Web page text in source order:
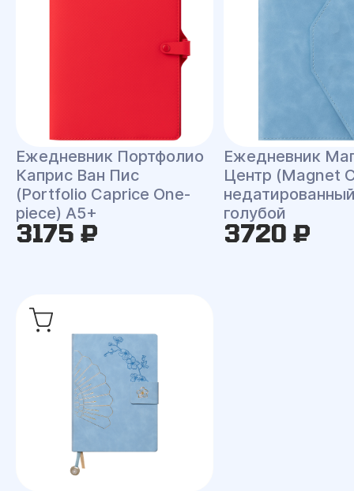
Ежедневник Портфолио
Каприс Ван Пис
(Portfolio Caprice One-
piece) A5+
3175 ₽
Ежедневник
Центр (Magnet
голубой
3720 ₽